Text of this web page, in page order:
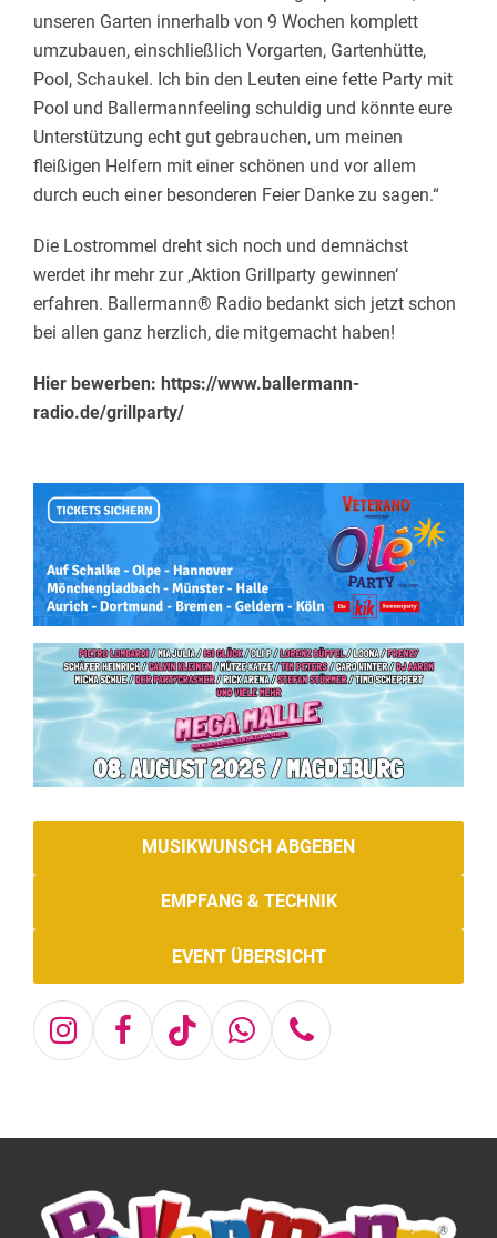
unseren Garten innerhalb von 9 Wochen komplett
umzubauen, einschließlich Vorgarten, Gartenhütte,
Pool, Schaukel. Ich bin den Leuten eine fette Party mit
Pool und Ballermannfeeling schuldig und könnte eure
Unterstützung echt gut gebrauchen, um meinen
fleißigen Helfern mit einer schönen und vor allem
durch euch einer besonderen Feier Danke zu sagen.“
Die Lostrommel dreht sich noch und demnächst
werdet ihr mehr zur ‚Aktion Grillparty gewinnen‘
erfahren. Ballermann® Radio bedankt sich jetzt schon
bei allen ganz herzlich, die mitgemacht haben!
Hier bewerben: https://www.ballermann-
radio.de/grillparty/
MUSIKWUNSCH ABGEBEN
EMPFANG & TECHNIK
EVENT ÜBERSICHT
Instagram
Facebook
TiktokWhatsapp
Telefon